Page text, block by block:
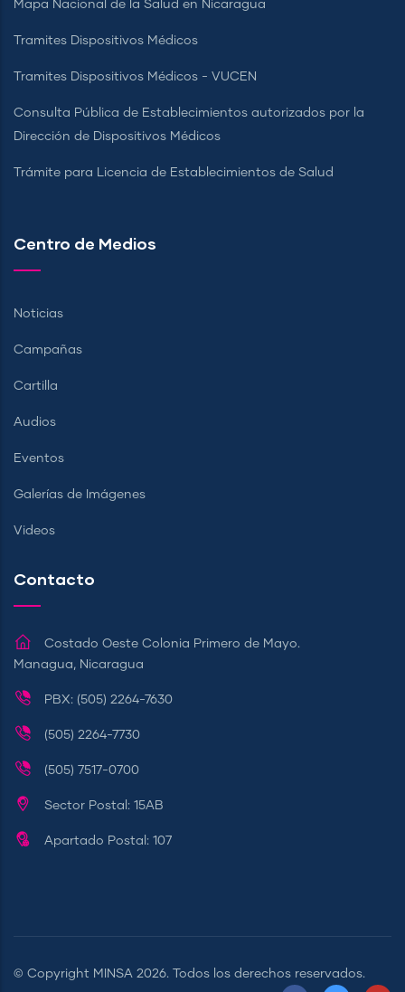
Mapa Nacional de la Salud en Nicaragua
Tramites Dispositivos Médicos
Tramites Dispositivos Médicos - VUCEN
Consulta Pública de Establecimientos autorizados por la
Dirección de Dispositivos Médicos
Trámite para Licencia de Establecimientos de Salud
Centro de Medios
Noticias
Campañas
Cartilla
Audios
Eventos
Galerías de Imágenes
Videos
Contacto
Costado Oeste Colonia Primero de Mayo.
Managua, Nicaragua
PBX: (505) 2264-7630
(505) 2264-7730
(505) 7517-0700
Sector Postal: 15AB
Apartado Postal: 107
© Copyright MINSA 2026. Todos los derechos reservados.